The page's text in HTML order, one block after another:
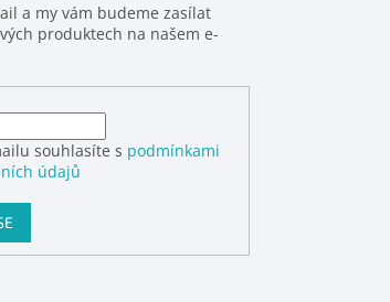
a my vám budeme zasílat
produktech na našem e-
souhlasíte s podmínkami
údajů